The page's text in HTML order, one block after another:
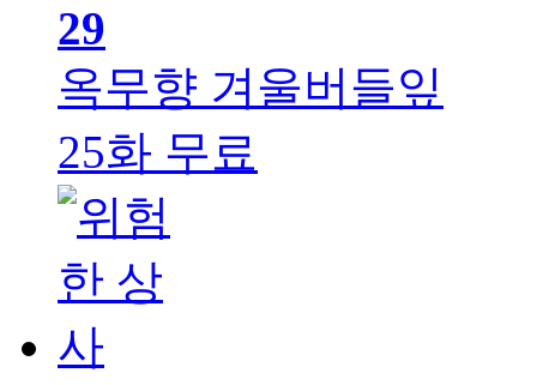
29
옥무향 겨울버들잎
25화 무료